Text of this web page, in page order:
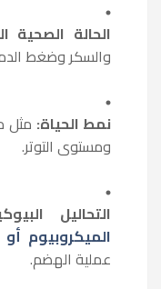
الحالة الصحية
والسكر وضغط
نمط الحياة: مثل
ومستوى التوتر.
التحاليل
الميكروبيوم أو
عملية الهضم.